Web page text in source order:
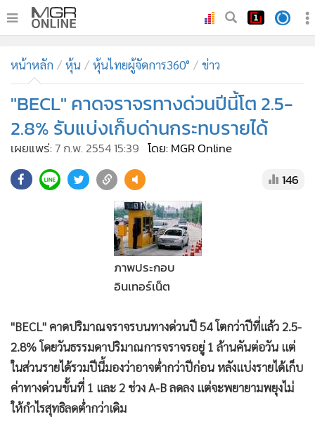
ทันเหตุการณ์
• ภาคใต้
Online Section
• ผู้จัดการรายวัน
Green Innovation & SD
•
Management & HR
MGR Live
• Infographic
หน้าหลัก หุ้น หุ้นไทยผู้จัดการ360° ข่าว
"BECL" คาดจราจรทางด่วนปีนี้โต 2.5-
2.8% รับแบ่งเก็บด่านกระทบรายได้
เผยแพร่:7 ก.พ. 2554 15:39 โดย: MGR Online
146
ภาพประกอบ
อินเทอร์เน็ต
"BECL" คาดปริมาณจราจรบนทางด่วนปี 54 โตกว่าปีที่แล้ว 2.5-
2.8% โดยวันธรรมดาปริมาณการจราจรอยู่ 1 ล้านคันต่อวัน แต่
ในส่วนรายได้รวมปีนี้มองว่าอาจต่ำกว่าปีก่อน หลังแบ่งรายได้เก็บ
ค่าทางด่วนขั้นที่ 1 และ 2 ช่วง A-B ลดลง แต่จะพยายามพยุงไม่
ให้กำไรสุทธิลดต่ำกว่าเดิม